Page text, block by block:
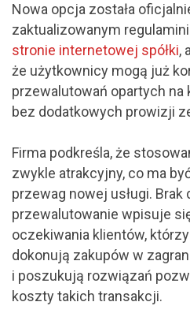
Nowa opcja została
zaktualizowanym
stronie internetowej spółki,
że użytkownicy mogą już
przewalutowań opartych na
bez dodatkowych prowizji
Firma podkreśla, że
zwykle atrakcyjny, co ma
przewag nowej usługi. Brak
przewalutowanie wpisuje
oczekiwania klientów,
dokonują zakupów w
i poszukują rozwiązań
koszty takich transakcji.